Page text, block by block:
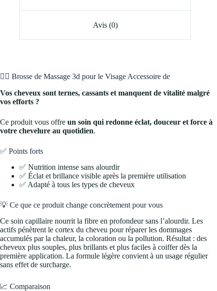
Avis (0)
💇‍♀️ Brosse de Massage 3d pour le Visage Accessoire de
Vos cheveux sont ternes, cassants et manquent de vitalité malgré
vos efforts ?
Ce produit vous offre un soin qui redonne éclat, douceur et force à
votre chevelure au quotidien.
✅ Points forts
✅ Nutrition intense sans alourdir
✅ Éclat et brillance visible après la première utilisation
✅ Adapté à tous les types de cheveux
💡 Ce que ce produit change concrètement pour vous
Ce soin capillaire nourrit la fibre en profondeur sans l’alourdir. Les
actifs pénètrent le cortex du cheveu pour réparer les dommages
accumulés par la chaleur, la coloration ou la pollution. Résultat : des
cheveux plus souples, plus brillants et plus faciles à coiffer dès la
première application. La formule légère convient à un usage régulier
sans effet de surcharge.
📈 Comparaison